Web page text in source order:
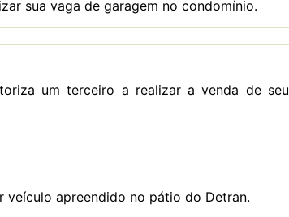
sua vaga de garagem no condomínio.
um terceiro a realizar a venda de seu
apreendido no pátio do Detran.